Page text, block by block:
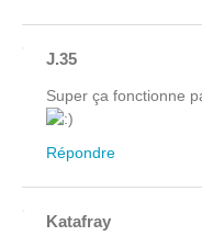
J.35
Super ça fonctionne
Répondre
Katafray